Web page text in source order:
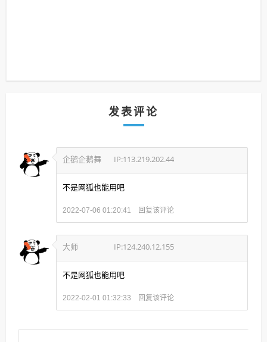
发表评论
企鹅企鹅舞 IP:113.219.202.44
不是网狐也能用吧
2022-07-06 01:20:41 回复该评论
大师 IP:124.240.12.155
不是网狐也能用吧
2022-02-01 01:32:33 回复该评论